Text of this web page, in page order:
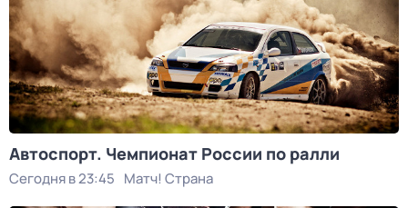
Автоспорт. Чемпионат России по ралли
Сегодня в 23:45 Матч! Страна